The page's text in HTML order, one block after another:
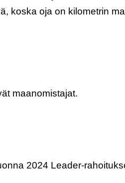
koska oja on kilometrin
maanomistajat.
2024 Leader-